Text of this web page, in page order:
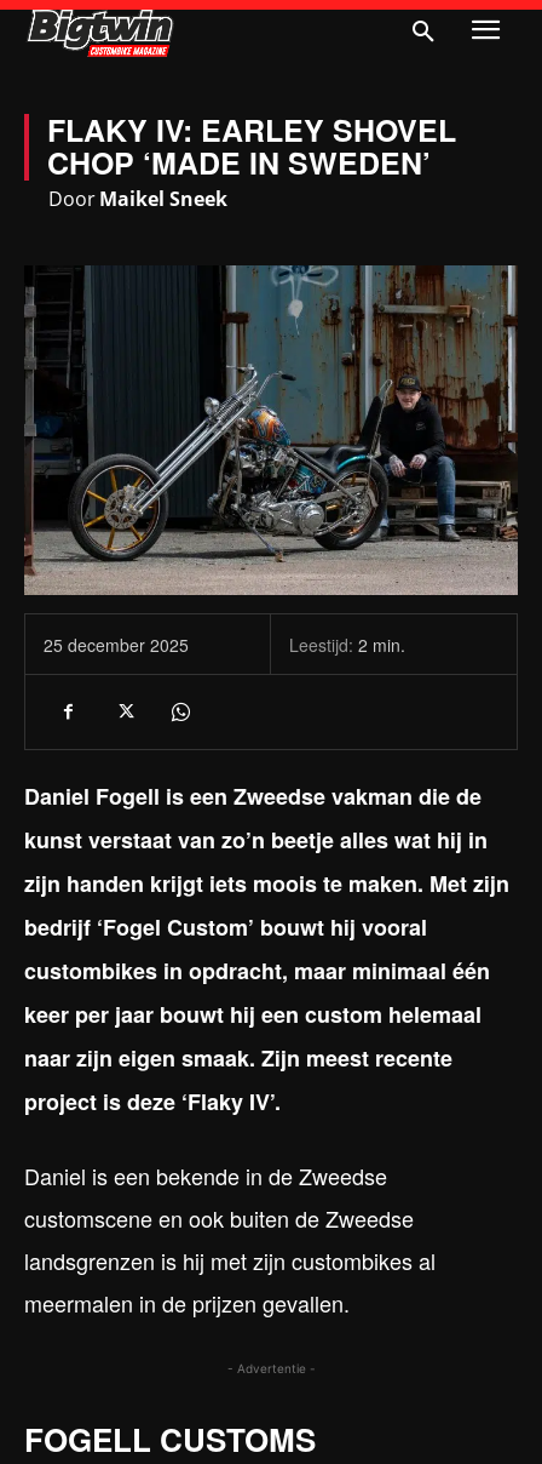
FLAKY IV: EARLEY SHOVEL
CHOP ‘MADE IN SWEDEN’
DoorMaikel Sneek
25 december 2025 Leestijd: 2 min.
Daniel Fogell is een Zweedse vakman die de
kunst verstaat van zo’n beetje alles wat hij in
zijn handen krijgt iets moois te maken. Met zijn
bedrijf ‘Fogel Custom’ bouwt hij vooral
custombikes in opdracht, maar minimaal één
keer per jaar bouwt hij een custom helemaal
naar zijn eigen smaak. Zijn meest recente
project is deze ‘Flaky IV’.
Daniel is een bekende in de Zweedse
customscene en ook buiten de Zweedse
landsgrenzen is hij met zijn custombikes al
meermalen in de prijzen gevallen.
- Advertentie -
FOGELL CUSTOMS